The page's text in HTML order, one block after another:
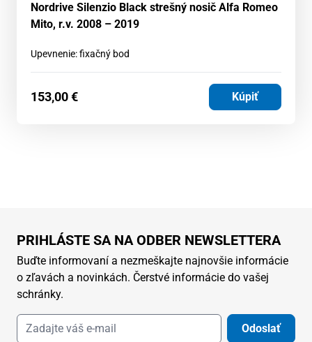
Nordrive Silenzio Black strešný nosič Alfa Romeo
Mito, r.v. 2008 – 2019
Upevnenie: fixačný bod
153,00€ Kúpiť
PRIHLÁSTE SA NA ODBER NEWSLETTERA
Buďte informovaní a nezmeškajte najnovšie informácie
o zľavách a novinkách. Čerstvé informácie do vašej
schránky.
Odoslať